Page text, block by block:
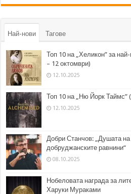
Най-нови Тагове
Топ 10 на „Хеликон” за
– 12 октомври)
12.10.2025
Топ 10 на „Ню Йорк Таймс”
12.10.2025
Добри Станчов: „Душата
добруджанските равнини“
08.10.2025
Нобеловата награда за
Харуки Мураками